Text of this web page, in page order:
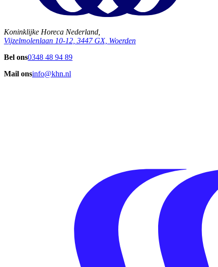
Koninklijke Horeca Nederland,
Vijzelmolenlaan 10-12, 3447 GX, Woerden
Bel ons0348 48 94 89
Mail onsinfo@khn.nl